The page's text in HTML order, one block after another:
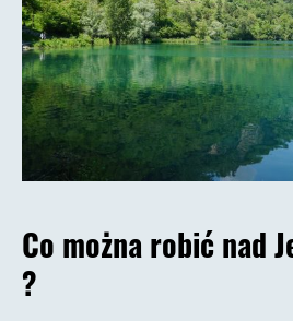
Co można robić nad
?